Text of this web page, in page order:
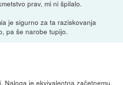
prav, mi ni špilalo.
je sigurno za ta raziskovanja
pa še narobe tupijo.
Naloga je ekvivalentna začetnemu